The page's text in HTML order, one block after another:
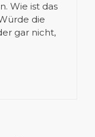
Wie ist das
die
gar nicht,